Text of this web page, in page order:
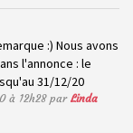
:) Nous avons
l'annonce : le
31/12/20
à 12h28 parLinda